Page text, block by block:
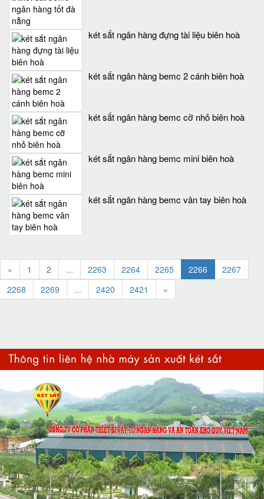
két sắt ngân hàng đựng tài liệu biên hoà
két sắt ngân hàng bemc 2 cánh biên hoà
két sắt ngân hàng bemc cỡ nhỏ biên hoà
két sắt ngân hàng bemc mini biên hoà
két sắt ngân hàng bemc vân tay biên hoà
« 1 2 ... 2263 2264 2265 2266
2267
2268
2269 ... 2420 2421 »